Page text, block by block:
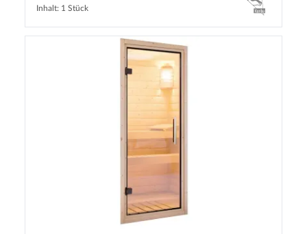
Inhalt: 1 Stück